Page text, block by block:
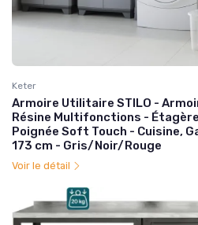
Keter
Armoire Utilitaire STILO -
Résine Multifonctions -
Poignée Soft Touch - Cuisine,
173 cm - Gris/Noir/Rouge
Voir le détail